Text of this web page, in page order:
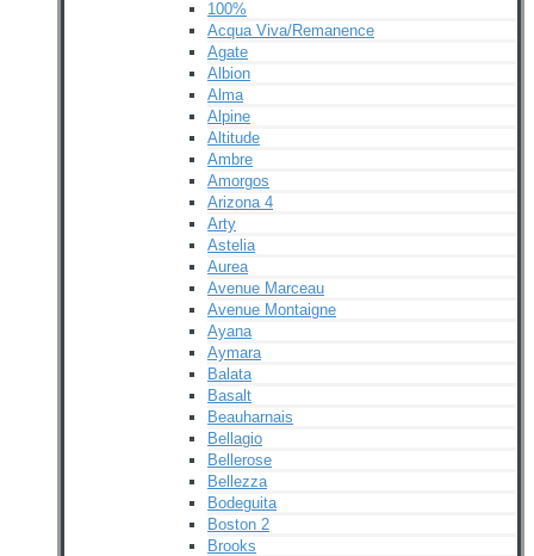
100%
Acqua Viva/Remanence
Agate
Albion
Alma
Alpine
Altitude
Ambre
Amorgos
Arizona 4
Arty
Astelia
Aurea
Avenue Marceau
Avenue Montaigne
Ayana
Aymara
Balata
Basalt
Beauharnais
Bellagio
Bellerose
Bellezza
Bodeguita
Boston 2
Brooks